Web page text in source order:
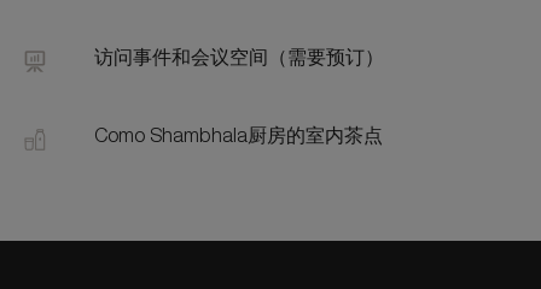
访问事件和会议空间（需要预订）
Como Shambhala厨房的室内茶点